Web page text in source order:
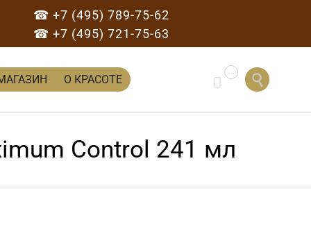
☎ +7 (495) 789-75-62
☎ +7 (495) 721-75-63
Перейти
к
О КРАСОТЕ  
Control 241 мл